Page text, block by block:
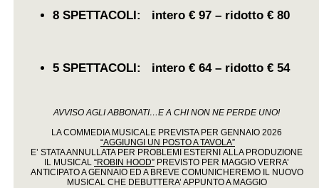
8 SPETTACOLI: intero € 97 – ridotto € 80
5 SPETTACOLI: intero € 64 – ridotto € 54
AVVISO AGLI ABBONATI…E A CHI NON NE PERDE UNO!
LA COMMEDIA MUSICALE PREVISTA PER GENNAIO 2026
“AGGIUNGI UN POSTO A TAVOLA”
E’ STATA ANNULLATA PER PROBLEMI ESTERNI ALLA PRODUZIONE
IL MUSICAL “ROBIN HOOD” PREVISTO PER MAGGIO VERRA’
ANTICIPATO A GENNAIO ED A BREVE COMUNICHEREMO IL NUOVO
MUSICAL CHE DEBUTTERA’ APPUNTO A MAGGIO